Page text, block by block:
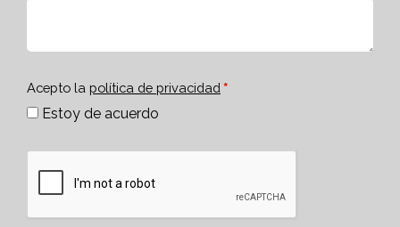
Acepto la política de privacidad
Estoy de acuerdo